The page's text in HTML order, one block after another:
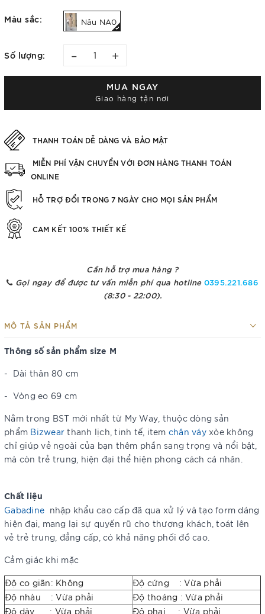
Màu sắc: Nâu NA0
Số lượng: – +
MUA NGAY
Giao hàng tận nơi
THANH TOÁN DỄ DÀNG VÀ BẢO MẬT
MIỄN PHÍ VẬN CHUYỂN VỚI ĐƠN HÀNG THANH TOÁN
ONLINE
HỖ TRỢ ĐỔI TRONG 7 NGÀY CHO MỌI SẢN PHẨM
CAM KẾT 100% THIẾT KẾ
Cần hỗ trợ mua hàng ?
Gọi ngay để được tư vấn miễn phí qua hotline 0395.221.686
(8:30 - 22:00).
MÔ TẢ SẢN PHẨM
Thông số sản phẩm size M
- Dài thân 80 cm
- Vòng eo 69 cm
Nằm trong BST mới nhất từ My Way, thuộc dòng sản
phẩm Bizwear thanh lịch, tinh tế, item chân váyxòe không
chỉ giúp vẻ ngoài của bạn thêm phần sang trọng và nổi bật,
mà còn trẻ trung, hiện đại thể hiện phong cách cá nhân.
Chất liệu
Gabadine nhập khẩu cao cấp đã qua xử lý và tạo form dáng
hiện đại, mang lại sự quyến rũ cho thượng khách, toát lên
vẻ trẻ trung, đẳng cấp, có khả năng phối đồ cao.
Cảm giác khi mặc
Độ co giãn: Không
Độ cứng : Vừa phải
Độ nhàu : Vừa phải
Độ thoáng : Vừa phải
Độ dày : Vừa phải
Độ phai : Vừa phải